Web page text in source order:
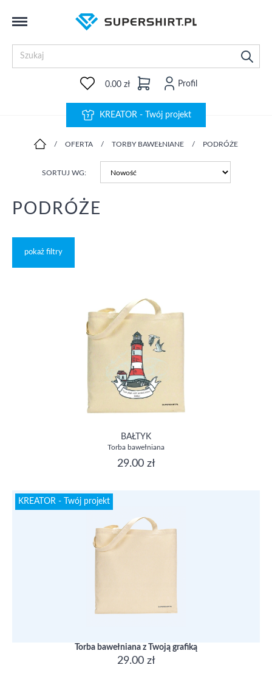
0.00 zł Profil
KREATOR - Twój projekt
/ OFERTA / TORBY BAWEŁNIANE / PODRÓŻE
SORTUJ WG:
PODRÓŻE
pokaż filtry
BAŁTYK
Torba bawełniana
29.00 zł
KREATOR - Twój projekt
Torba bawełniana z Twoją grafiką
29.00 zł